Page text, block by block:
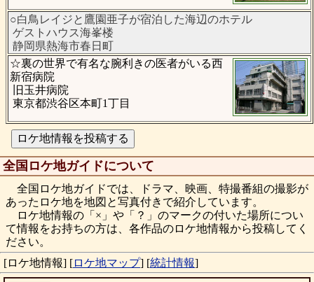
○白鳥レイジと鷹園亜子が宿泊した海辺のホテル
ゲストハウス海峯楼
静岡県熱海市春日町
☆裏の世界で有名な腕利きの医者がいる西
新宿病院
旧玉井病院
東京都渋谷区本町1丁目
全国ロケ地ガイドについて
全国ロケ地ガイドでは、ドラマ、映画、特撮番組の撮影が
あったロケ地を地図と写真付きで紹介しています。
ロケ地情報の「×」や「？」のマークの付いた場所につい
て情報をお持ちの方は、各作品のロケ地情報から投稿してく
ださい。
[ロケ地情報] [ロケ地マップ] [統計情報]